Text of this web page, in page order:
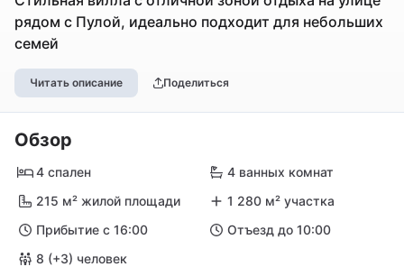
рядом с Пулой, идеально подходит для небольших
семей
Читать описание Поделиться
Обзор
4 спален
4 ванных комнат
215 м² жилой площади
1 280 м² участка
Прибытие с 16:00
Отъезд до 10:00
8 (+3) человек